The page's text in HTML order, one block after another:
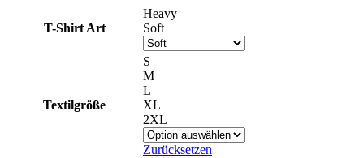
T-Shirt Art
Heavy
Soft
Textilgröße
S
M
L
XL
2XL
Zurücksetzen